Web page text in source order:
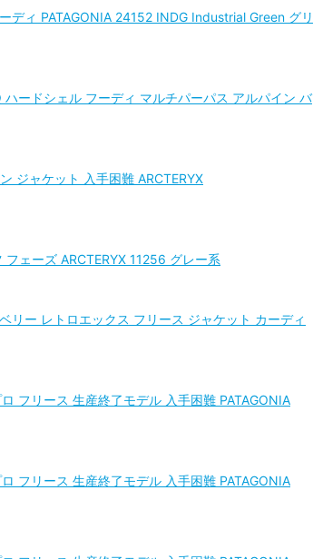
ディ PATAGONIA 24152 INDG Industrial Green グリ
ードシェル フーディ マルチパーパス アルパイン バ
ジャケット 入手困難 ARCTERYX
フェーズ ARCTERYX 11256 グレー系
リー レトロエックス フリース ジャケット カーディ
フリース 生産終了モデル 入手困難 PATAGONIA
フリース 生産終了モデル 入手困難 PATAGONIA